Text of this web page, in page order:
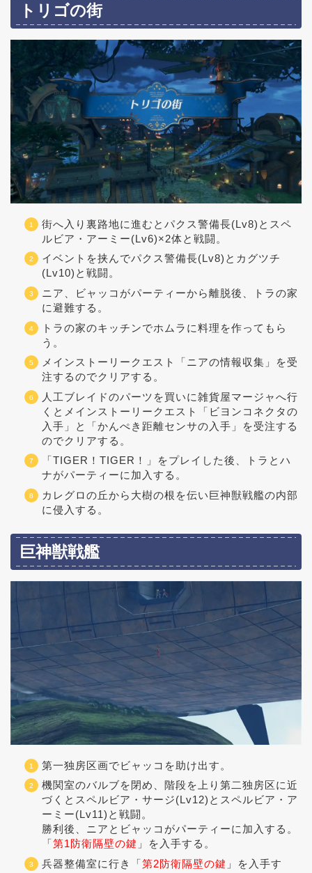
トリゴの街
街へ入り裏路地に進むとパクス警備長(Lv8)とスペ
ルビア・アーミー(Lv6)×2体と戦闘。
イベントを挟んでパクス警備長(Lv8)とカグツチ
(Lv10)と戦闘。
ニア、ビャッコがパーティーから離脱後、トラの家
に避難する。
トラの家のキッチンでホムラに料理を作ってもら
う。
メインストーリークエスト「ニアの情報収集」を受
注するのでクリアする。
人工ブレイドのパーツを買いに雑貨屋マージャへ行
くとメインストーリークエスト「ビヨンコネクタの
入手」と「かんぺき距離センサの入手」を受注する
のでクリアする。
「TIGER！TIGER！」をプレイした後、トラとハ
ナがパーティーに加入する。
カレグロの丘から大樹の根を伝い巨神獣戦艦の内部
に侵入する。
巨神獣戦艦
第一独房区画でビャッコを助け出す。
機関室のバルブを閉め、階段を上り第二独房区に近
づくとスペルビア・サージ(Lv12)とスペルビア・ア
ーミー(Lv11)と戦闘。
勝利後、ニアとビャッコがパーティーに加入する。
「第1防衛隔壁の鍵 」を入手する。
兵器整備室に行き「第2防衛隔壁の鍵 」を入手す